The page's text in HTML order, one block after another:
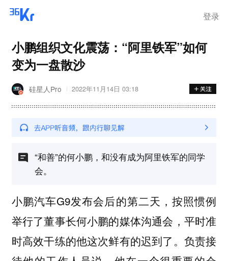
登录
小鹏组织文化震荡：“阿里铁军”如何
变为一盘散沙
硅星人Pro 2022年11月14日 03:18
“和善”的何小鹏，和没有成为阿里铁军的同学
会。
小鹏汽车G9发布会后的第二天，按照惯例
举行了董事长何小鹏的媒体沟通会，平时准
时高效干练的他这次鲜有的迟到了。负责接